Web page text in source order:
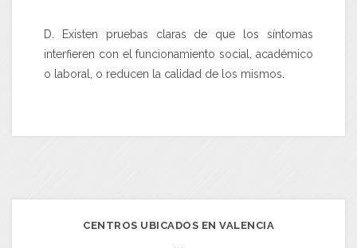
D. Existen pruebas claras de que los síntomas
interfieren con el funcionamiento social, académico
o laboral, o reducen la calidad de los mismos.
CENTROS UBICADOS EN VALENCIA